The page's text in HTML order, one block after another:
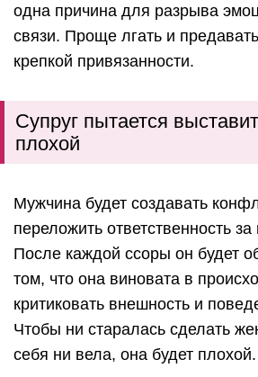
одна причина для разрыва
связи. Проще лгать и
крепкой привязанности.
Супруг пытается
плохой
Мужчина будет создавать
переложить ответственность
После каждой ссоры он будет
том, что она виновата в
критиковать внешность и
Чтобы ни старалась сделать
себя ни вела, она будет плохой.